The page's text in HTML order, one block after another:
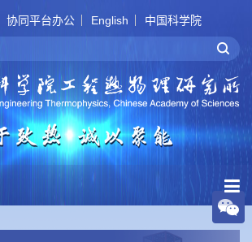
协同平台办公 English 中国科学院